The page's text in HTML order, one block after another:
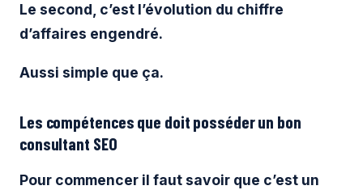
Le second, c’est l’évolution du chiffre
d’affaires engendré.
Aussi simple que ça.
Les compétences que doit posséder un bon
consultant SEO
Pour commencer il faut savoir que c’est un